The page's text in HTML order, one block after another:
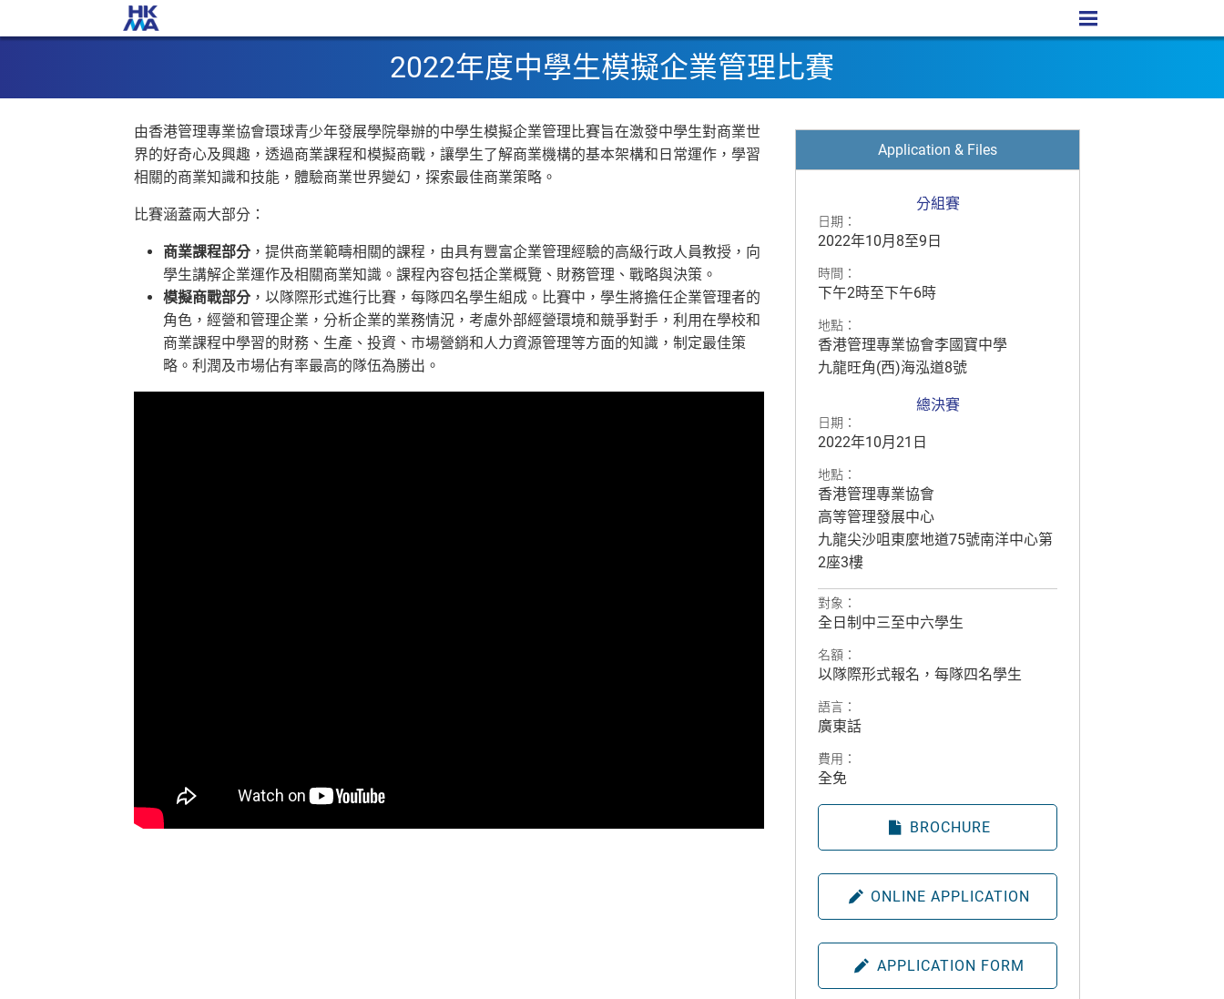
2022年度中學生模擬企業管理比賽
由香港管理專業協會環球青少年發展學院舉辦的中學生模擬企業管理比賽旨在激發中學生對商業世
界的好奇心及興趣，透過商業課程和模擬商戰，讓學生了解商業機構的基本架構和日常運作，學習
相關的商業知識和技能，體驗商業世界變幻，探索最佳商業策略。
比賽涵蓋兩大部分：
商業課程部分 ，提供商業範疇相關的課程，由具有豐富企業管理經驗的高級行政人員教授，向
學生講解企業運作及相關商業知識。課程內容包括企業概覽、財務管理、戰略與決策。
模擬商戰部分 ，以隊際形式進行比賽，每隊四名學生組成。比賽中，學生將擔任企業管理者的
角色，經營和管理企業，分析企業的業務情況，考慮外部經營環境和競爭對手，利用在學校和
商業課程中學習的財務、生產、投資、市場營銷和人力資源管理等方面的知識，制定最佳策
略。利潤及市場佔有率最高的隊伍為勝出。
Application & Files
分組賽
日期：
2022年10月8至9日
時間：
下午2時至下午6時
地點：
香港管理專業協會李國寶中學
九龍旺角(西)海泓道8號
總決賽
日期：
2022年10月21日
地點：
香港管理專業協會
高等管理發展中心
九龍尖沙咀東麼地道75號南洋中心第
2座3樓
對象：
全日制中三至中六學生
名額：
以隊際形式報名，每隊四名學生
語言：
廣東話
費用：
全免
BROCHURE
ONLINE APPLICATION
APPLICATION FORM